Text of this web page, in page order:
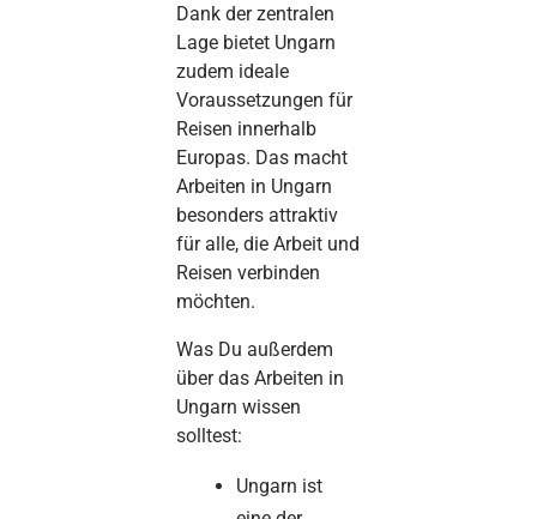
Dank der zentralen
Lage bietet Ungarn
zudem ideale
Voraussetzungen für
Reisen innerhalb
Europas. Das macht
Arbeiten in Ungarn
besonders attraktiv
für alle, die Arbeit und
Reisen verbinden
möchten.
Was Du außerdem
über das Arbeiten in
Ungarn wissen
solltest:
Ungarn ist